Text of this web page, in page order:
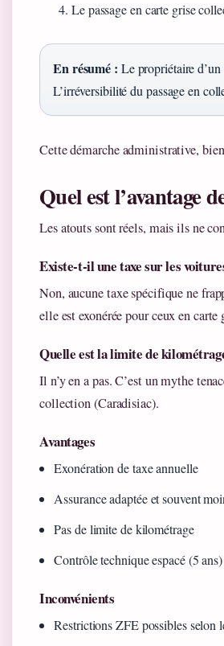
Le passage en carte grise
En résumé : Le propriétaire
L’irréversibilité du passage en
Cette démarche administrative,
Quel est l’avantage
Les atouts sont réels, mais ils ne
Existe-t-il une taxe sur les
Non, aucune taxe spécifique ne
elle est exonérée pour ceux en
Quelle est la limite de
Il n’y en a pas. C’est un mythe
collection (Caradisiac).
Avantages
Exonération de taxe annuelle
Assurance adaptée et souvent
Pas de limite de kilométrage
Contrôle technique espacé (5 ans)
Inconvénients
Restrictions ZFE possibles selon